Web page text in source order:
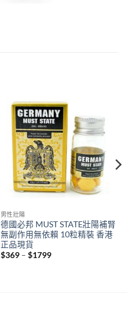
男性壯陽
德國必邦 MUST STATE壯陽補腎
無副作用無依賴 10粒精裝 香港
正品現貨
$369 – $1799Price